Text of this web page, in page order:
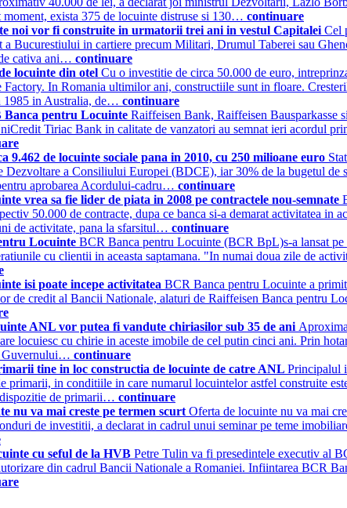
exista 375 de locuinte distruse si 130… continuare
noi vor fi construite in urmatorii trei ani in vestul Capitalei Cel
a Bucurestiului in cartiere precum Militari, Drumul Taberei sau
cativa ani… continuare
locuinte din otel Cu o investitie de circa 50.000 de euro,
In Romania ultimilor ani, constructiile sunt in floare.
1985 in Australia, de… continuare
Banca pentru Locuinte Raiffeisen Bank, Raiffeisen Bausparkasse
Tiriac Bank in calitate de vanzatori au semnat ieri acordul
9.462 de locuinte sociale pana in 2010, cu 250 milioane euro
Dezvoltare a Consiliului Europei (BDCE), iar 30% de la bugetul
aprobarea Acordului-cadru… continuare
vrea sa fie lider de piata in 2008 pe contractele nou-semnate
50.000 de contracte, dupa ce banca si-a demarat activitatea in
de activitate, pana la sfarsitul… continuare
Locuinte BCR Banca pentru Locuinte (BCR BpL)s-a lansat pe
cu clientii in aceasta saptamana. "In numai doua zile de
isi poate incepe activitatea BCR Banca pentru Locuinte a
de credit al Bancii Nationale, alaturi de Raiffeisen Banca pentru
ANL vor putea fi vandute chiriasilor sub 35 de ani
locuiesc cu chirie in aceste imobile de cel putin cinci ani. Prin
Guvernului… continuare
tine in loc constructia de locuinte de catre ANL Principalul
primarii, in conditiile in care numarul locuintelor astfel construite
dispozitie de primarii… continuare
nu va mai creste pe termen scurt Oferta de locuinte nu va mai
de investitii, a declarat in cadrul unui seminar pe teme
cu seful de la HVB Petre Tulin va fi presedintele executiv al
din cadrul Bancii Nationale a Romaniei. Infiintarea BCR